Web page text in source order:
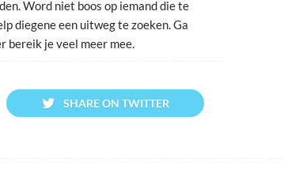
Word niet boos op iemand die te
diegene een uitweg te zoeken. Ga
bereik je veel meer mee.
SHARE ON TWITTER